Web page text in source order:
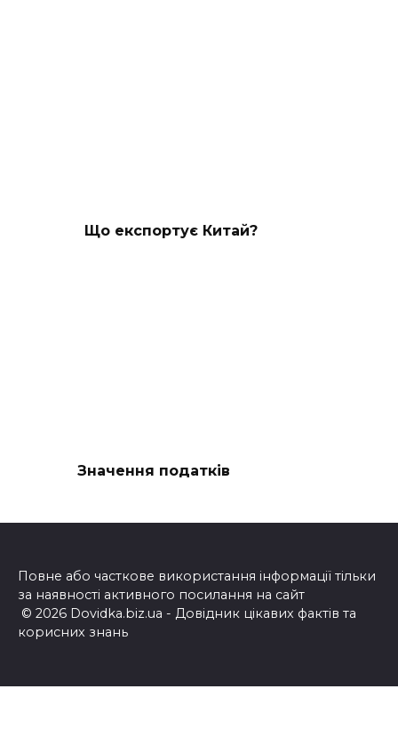
Що експортує Китай?
Значення податків
Повне або часткове використання інформації тільки
за наявності активного посилання на сайт
© 2026 Dovidka.biz.ua - Довідник цікавих фактів та
корисних знань